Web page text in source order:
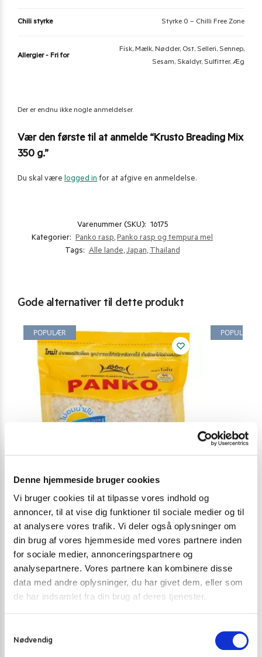
Denne hjemmeside bruger cookies
Vi bruger cookies til at tilpasse vores indhold og
annoncer, til at vise dig funktioner til sociale medier og til
at analysere vores trafik. Vi deler også oplysninger om
din brug af vores hjemmeside med vores partnere inden
for sociale medier, annonceringspartnere og
analysepartnere. Vores partnere kan kombinere disse
data med andre oplysninger, du har givet dem, eller som
de har indsamlet fra din brug af deres tjenester.
Nødvendig
Chili styrke Styrke 0 – Chilli Free Zone
Allergier - Fri for
Fisk, Mælk, Nødder, Ost, Selleri, Sennep,
Sesam, Skaldyr, Sulfitter, Æg
Der er endnu ikke nogle anmeldelser.
Vær den første til at anmelde “Krusto Breading Mix
350 g.”
Du skal være logged in for at afgive en anmeldelse.
Varenummer (SKU): 16175
Kategorier: Panko rasp, Panko rasp og tempura mel
Tags: Alle lande,Japan,Thailand
Gode alternativer til dette produkt
POPULÆR
Panko rasp 200g Lobo
POPULÆR
Mizkan